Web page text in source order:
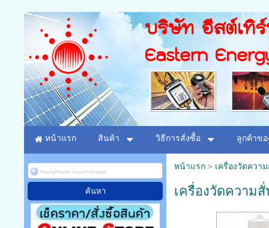
บริษัท อีสต์เทิ
Eastern
หน้าแรก สินค้า วิธีการสั่งซื้อ ลูกค้าขอ
หน้าแรก> เครื่องวัดควา
เครื่องวัดความสั่